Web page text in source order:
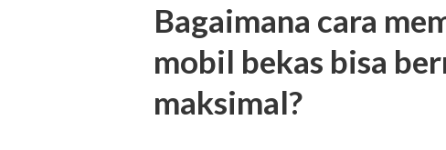
Bagaimana cara
mobil bekas bisa
maksimal?